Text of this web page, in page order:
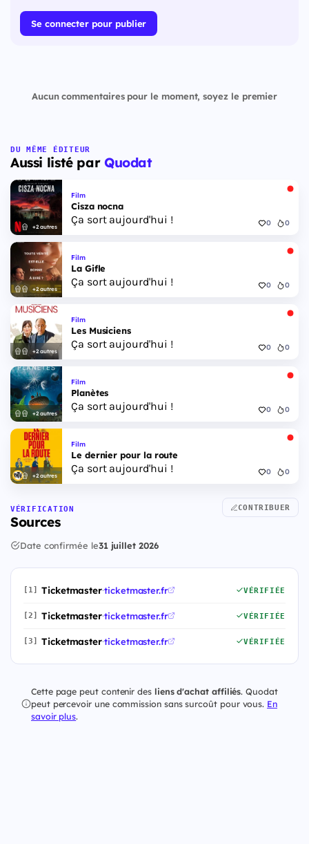
Se connecter pour publier
Aucun commentaires pour le moment, soyez le premier
DU MÊME ÉDITEUR
Aussi listé par Quodat
+2 autres
Film
Cisza nocna
Ça sort aujourd'hui ! 0 0
+2 autres
Film
La Gifle
Ça sort aujourd'hui ! 0 0
+2 autres
Film
Les Musiciens
Ça sort aujourd'hui ! 0 0
+2 autres
Film
Planètes
Ça sort aujourd'hui ! 0 0
+2 autres
Film
Le dernier pour la route
Ça sort aujourd'hui ! 0 0
VÉRIFICATION
Sources
CONTRIBUER
Date confirmée le31 juillet 2026
[1] Ticketmaster·ticketmaster.fr VÉRIFIÉE
[2] Ticketmaster·ticketmaster.fr VÉRIFIÉE
[3] Ticketmaster·ticketmaster.fr VÉRIFIÉE
Cette page peut contenir des liens d'achat affiliés. Quodat
peut percevoir une commission sans surcoût pour vous. En
savoir plus.